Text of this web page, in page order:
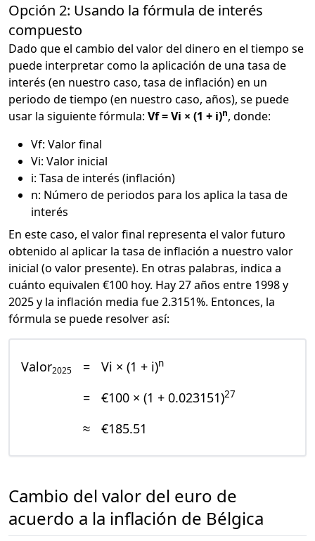
Opción 2: Usando la fórmula de interés
compuesto
Dado que el cambio del valor del dinero en el tiempo se
puede interpretar como la aplicación de una tasa de
interés (en nuestro caso, tasa de inflación) en un
periodo de tiempo (en nuestro caso, años), se puede
usar la siguiente fórmula: Vf = Vi × (1 + i)n, donde:
Vf: Valor final
Vi: Valor inicial
i: Tasa de interés (inflación)
n: Número de periodos para los aplica la tasa de
interés
En este caso, el valor final representa el valor futuro
obtenido al aplicar la tasa de inflación a nuestro valor
inicial (o valor presente). En otras palabras, indica a
cuánto equivalen €100 hoy. Hay 27 años entre 1998 y
2025 y la inflación media fue 2.3151%. Entonces, la
fórmula se puede resolver así:
Valor2025 = Vi × (1 + i)n
= €100 × (1 + 0.023151)27
≈ €185.51
Cambio del valor del euro de
acuerdo a la inflación de Bélgica